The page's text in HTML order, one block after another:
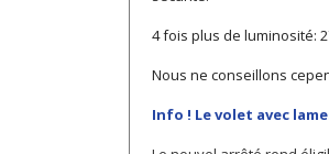
4 fois plus de luminosité:
Nous ne conseillons
Info ! Le volet avec